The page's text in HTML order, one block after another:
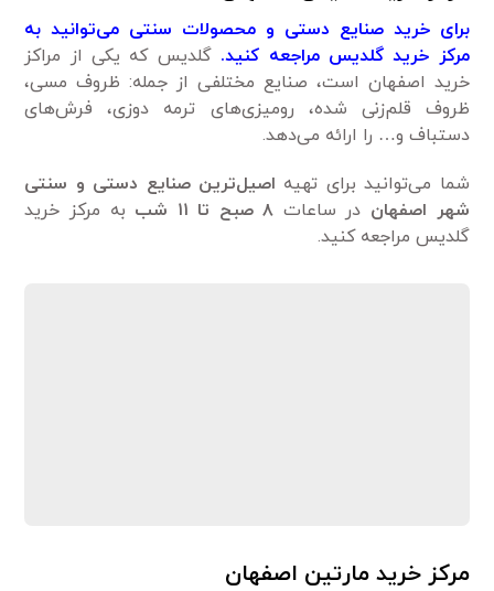
برای خرید صنایع دستی و محصولات سنتی می‌توانید به
مرکز خرید گلدیس مراجعه کنید. گلدیس که یکی از مراکز
خرید اصفهان است، صنایع مختلفی از جمله: ظروف مسی،
ظروف قلم‌زنی شده، رومیزی‌های ترمه دوزی، فرش‌های
دستباف و… را ارائه می‌دهد.
شما می‌توانید برای تهیه اصیل‌ترین صنایع دستی و سنتی
شهر اصفهان در ساعات ۸صبح تا ۱۱ شب به مرکز خرید
گلدیس مراجعه کنید.
مرکز خرید مارتین اصفهان